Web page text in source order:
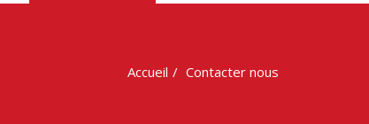
Accueil Contacter nous